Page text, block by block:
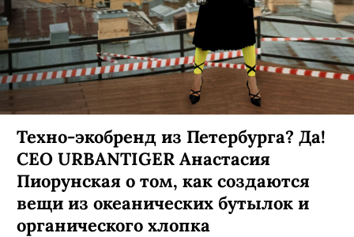
Техно-экобренд из Петербурга? Да!
СЕО URBANTIGER Анастасия
Пиорунская о том, как создаются
вещи из океанических бутылок и
органического хлопка